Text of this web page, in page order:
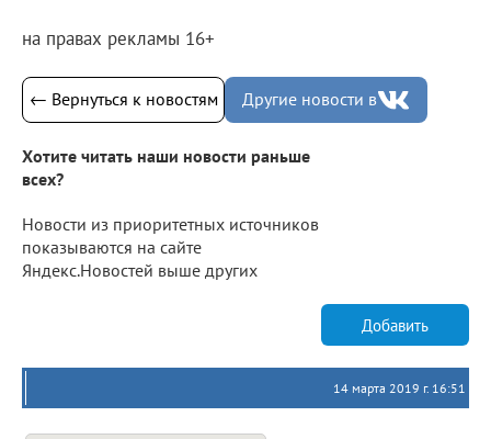
на правах рекламы 16+
← Вернуться к новостям Другие новости в
Хотите читать наши новости раньше
всех?
Новости из приоритетных источников
показываются на сайте
Яндекс.Новостей выше других
Добавить
14 марта 2019 г. 16:51